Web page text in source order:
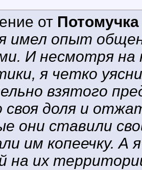
от Потомучка
имел опыт
И несмотря на
я четко
взятого
своя доля и
они ставили
им копеечку. А
на их